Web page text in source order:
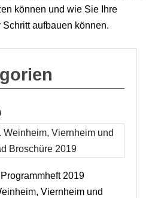
können und wie Sie Ihre
aufbauen können.
Programmheft 2019
Viernheim und